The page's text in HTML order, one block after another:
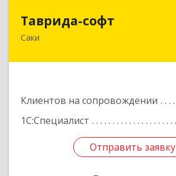
Таврида-софт
Саки
Клиентов на сопровождении
1С:Специалист
Отправить заявку
Отправить заявку